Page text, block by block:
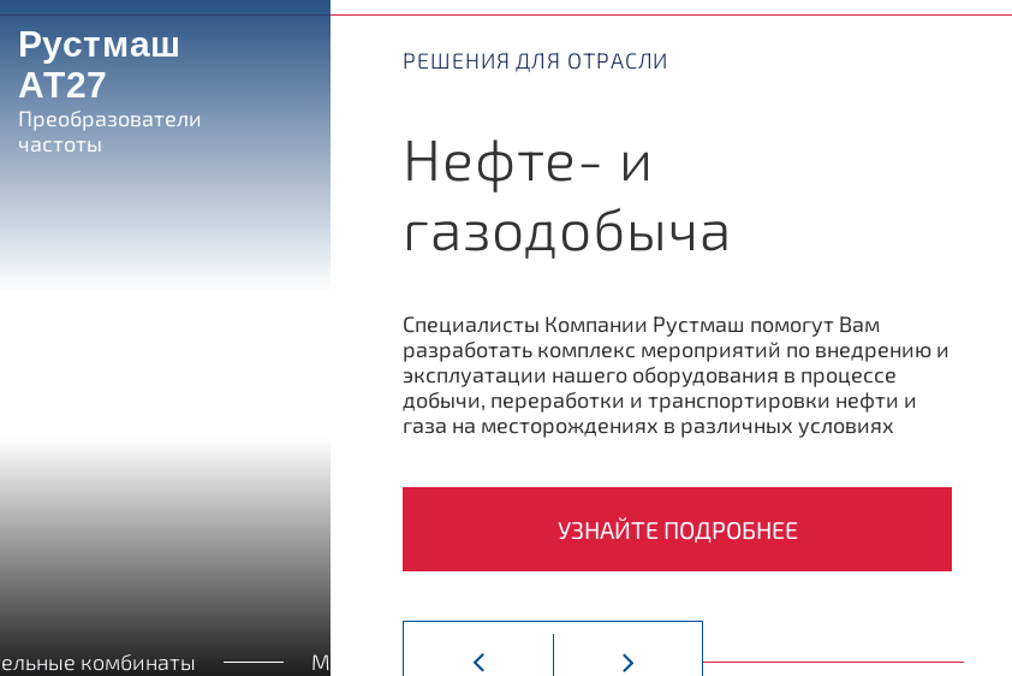
Рустмаш
АТ27
Преобразователи
частоты
комбинаты Металлургия Добыча полезных ископаемых
РЕШЕНИЯ ДЛЯ ОТРАСЛИ
Нефте- и
газодобыча
Специалисты Компании Рустмаш помогут Вам
разработать комплекс мероприятий по внедрению и
эксплуатации нашего оборудования в процессе
добычи, переработки и транспортировки нефти и
газа на месторождениях в различных условиях
УЗНАЙТЕ ПОДРОБНЕЕ